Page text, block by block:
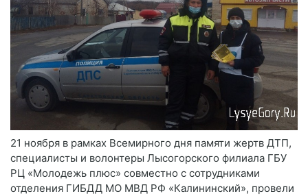
21 ноября в рамках Всемирного дня памяти жертв ДТП,
специалисты и волонтеры Лысогорского филиала ГБУ
РЦ «Молодежь плюс» совместно с сотрудниками
отделения ГИБДД МО МВД РФ «Калининский», провели